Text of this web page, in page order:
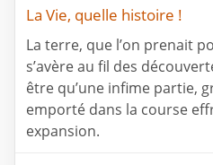
La Vie, quelle histoire !
La terre, que l’on prenait
s’avère au fil des
être qu’une infime partie,
emporté dans la course
expansion.